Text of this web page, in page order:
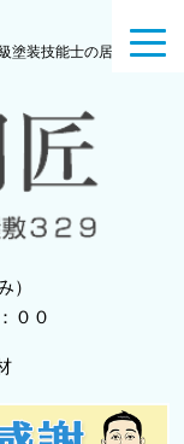
塗装技能士の居る関匠へ
）
００